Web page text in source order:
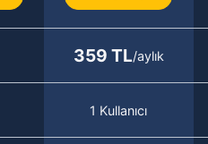
359 TL/aylık
1 Kullanıcı